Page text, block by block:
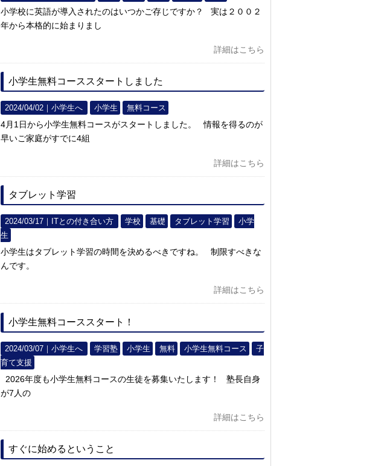
小学校に英語が導入されたのはいつかご存じですか？ 実は２００２
年から本格的に始まりまし
詳細はこちら
小学生無料コーススタートしました
2024/04/02｜小学生へ 小学生 無料コース
4月1日から小学生無料コースがスタートしました。 情報を得るのが
早いご家庭がすでに4組
詳細はこちら
タブレット学習
2024/03/17｜ ITとの付き合い方 学校 基礎 タブレット学習
小学
生
小学生はタブレット学習の時間を決めるべきですね。 制限すべきな
んです。
詳細はこちら
小学生無料コーススタート！
2024/03/07｜小学生へ 学習塾 小学生 無料 小学生無料コース
子
育て支援
2026年度も小学生無料コースの生徒を募集いたします！ 塾長自身
が7人の
詳細はこちら
すぐに始めるということ